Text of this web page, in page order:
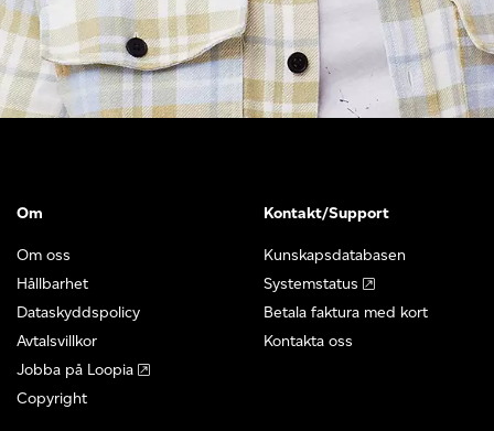
Om
Om oss
Hållbarhet
Dataskyddspolicy
Avtalsvillkor
Jobba på Loopia
Copyright
Kontakt/Support
Kunskapsdatabasen
Systemstatus
Betala faktura med kort
Kontakta oss